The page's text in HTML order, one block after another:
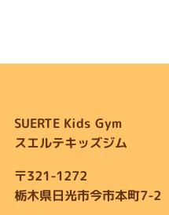
SUERTE Kids Gym
スエルテキッズジム
〒321-1272
栃木県日光市今市本町7-2